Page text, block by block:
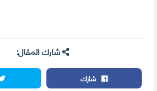
شارك المقال:
شارك